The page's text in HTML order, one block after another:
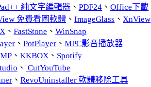
純文字編輯器、 PDF24、 Office下載
免費看圖軟體、 ImageGlass 、 XnView
、 FastStone 、 WinSnap
、 PotPlayer、 MPC影音播放器
、 KKBOX、 Spotify
、 CutYouTube
、 RevoUninstaller 軟體移除工具